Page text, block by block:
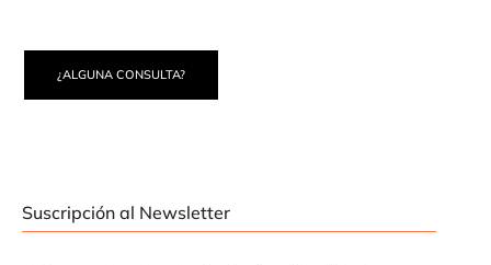
¿ALGUNA CONSULTA?
Suscripción al Newsletter